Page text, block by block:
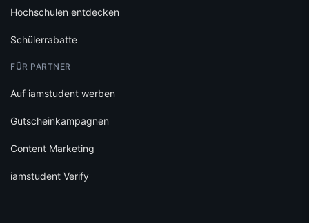
Hochschulen entdecken
Schülerrabatte
FÜR PARTNER
Auf iamstudent werben
Gutscheinkampagnen
Content Marketing
iamstudent Verify